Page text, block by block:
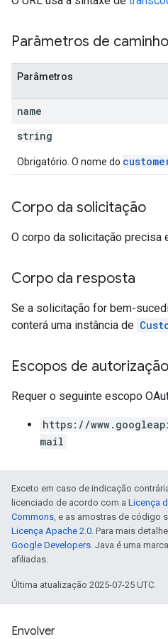
Parâmetros de caminho
Parâmetros
name
string
Obrigatório. O nome do
Corpo da solicitação
O corpo da solicitação precisa
Corpo da resposta
Se a solicitação for bem-
conterá uma instância de
Escopos de autorização
Requer o seguinte escopo
https://
mail
Exceto em caso de indicação
licenciado de acordo com a Licença
Commons, e as amostras de código
Licença Apache 2.0. Para mais
Google Developers. Java é uma
afiliadas.
Última atualização 2025-07-25 UTC.
Envolver